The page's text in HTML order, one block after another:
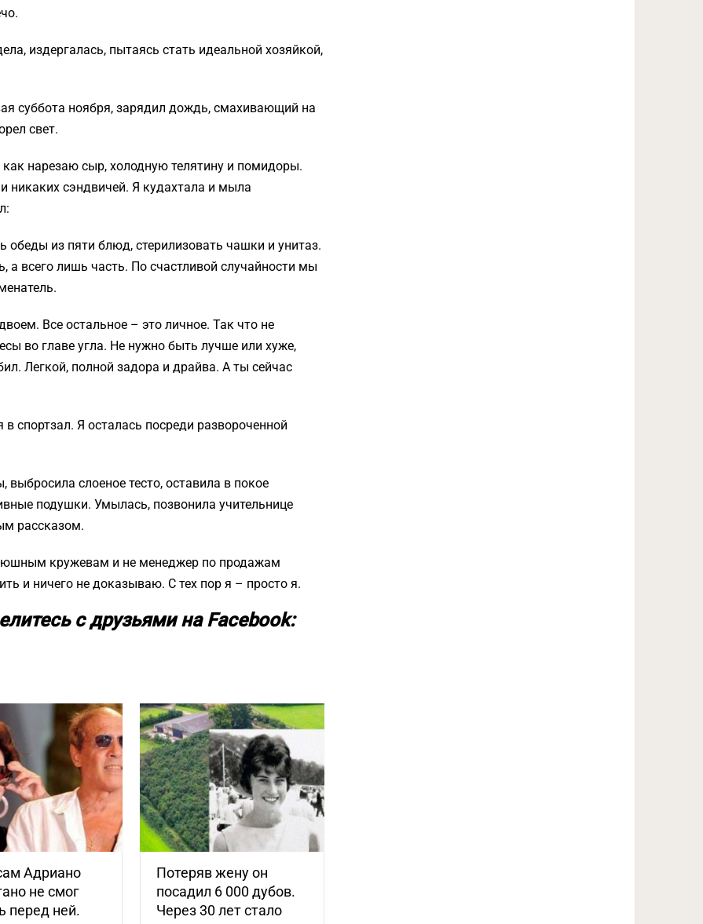
издергалась, пытаясь стать идеальной хозяйкой,
суббота ноября, зарядил дождь, смахивающий на
свет.
нарезаю сыр, холодную телятину и помидоры.
никаких сэндвичей. Я кудахтала и мыла
из пяти блюд, стерилизовать чашки и унитаз.
а всего лишь часть. По счастливой случайности мы
Все остальное – это личное. Так что не
во главе угла. Не нужно быть лучше или хуже,
Легкой, полной задора и драйва. А ты сейчас
спортзал. Я осталась посреди развороченной
слоеное тесто, оставила в покое
подушки. Умылась, позвонила учительнице
рассказом.
кружевам и не менеджер по продажам
и ничего не доказываю. С тех пор я – просто я.
с друзьями на Facebook:
Адриано
не смог
перед ней.
Потеряв жену он
посадил 6 000 дубов.
Через 30 лет стало